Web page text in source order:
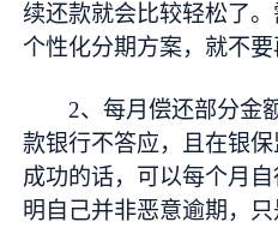
续还款就会比较轻松了
个性化分期方案，就不要
2、每月偿还部分金
款银行不答应，且在银
成功的话，可以每个月
明自己并非恶意逾期，